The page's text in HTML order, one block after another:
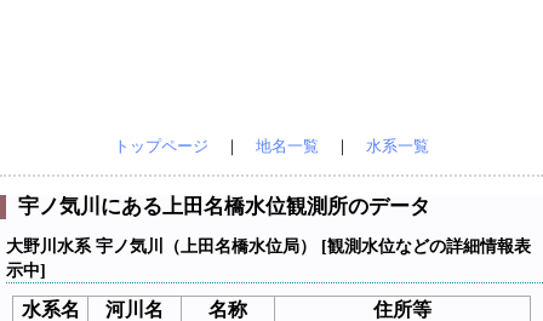
トップページ ｜ 地名一覧 ｜ 水系一覧
宇ノ気川にある上田名橋水位観測所のデータ
大野川水系 宇ノ気川（上田名橋水位局） [観測水位などの詳細情報表
示中]
水系名 河川名 名称 住所等